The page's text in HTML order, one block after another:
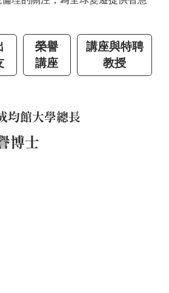
榮譽
講座
講座與特聘
教授
博士
館大學總長